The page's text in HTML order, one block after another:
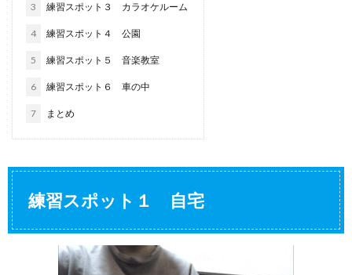
3 練習スポット３ カラオケルーム
4 練習スポット４ 公園
5 練習スポット５ 音楽教室
6 練習スポット６ 車の中
7 まとめ
練習スポット１ 自宅